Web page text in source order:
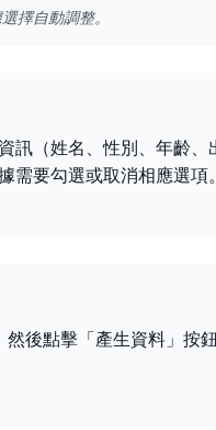
擇自動調整。
訊（姓名、性別、年齡
要勾選或取消相應選項。
後點擊「產生資料」按